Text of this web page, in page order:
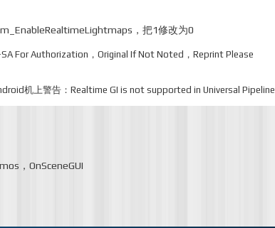
，把1修改为0
For Authorization，Original If Not Noted，Reprint Please
机上警告：Realtime GI is not supported in Universal Pipeline
，OnSceneGUI